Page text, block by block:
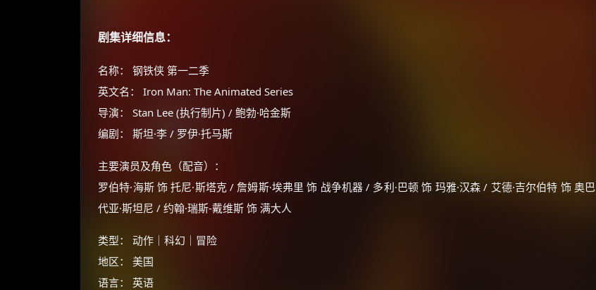
剧集详细信息：
名称： 钢铁侠 第一二季
英文名： Iron Man: The Animated Series
导演： Stan Lee (执行制片) / 鲍勃·哈金斯
编剧： 斯坦·李 / 罗伊·托马斯
主要演员及角色（配音）：
罗伯特·海斯 饰 托尼·斯塔克 / 詹姆斯·埃弗里 饰 战争机器 / 多利·巴顿 饰 玛雅·汉森 / 艾德·吉尔伯特 饰 奥巴
代亚·斯坦尼 / 约翰·瑞斯-戴维斯 饰 满大人
类型： 动作｜科幻｜冒险
地区： 美国
语言： 英语